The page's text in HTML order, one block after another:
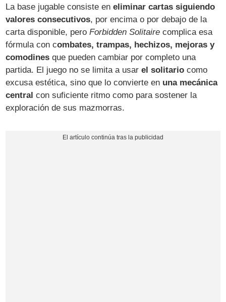
La base jugable consiste eneliminar cartas siguiendo
valores consecutivos, por encima o por debajo de la
carta disponible, peroForbidden Solitaire complica esa
fórmula con combates, trampas, hechizos, mejoras y
comodines que pueden cambiar por completo una
partida. El juego no se limita a usarel solitario como
excusa estética, sino que lo convierte en una mecánica
central con suficiente ritmo como para sostener la
exploración de sus mazmorras.